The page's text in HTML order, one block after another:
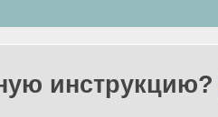
инструкцию?